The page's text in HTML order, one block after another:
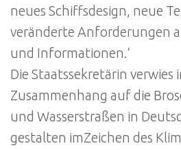
neues Schiffsdesign, neue
veränderte Anforderungen
und Informationen.‘
Die Staatssekretärin verwies
Zusammenhang auf die
und Wasserstraßen in
gestalten imZeichen des